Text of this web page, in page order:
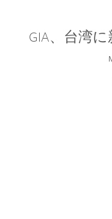
GIA、台湾